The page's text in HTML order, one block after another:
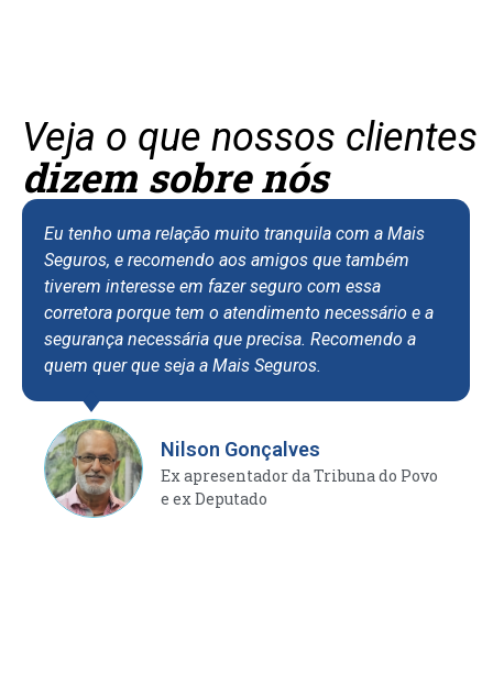
Veja o que nossos clientes
dizem sobre nós
Eu tenho uma relação muito tranquila com a Mais
Seguros, e recomendo aos amigos que também
tiverem interesse em fazer seguro com essa
corretora porque tem o atendimento necessário e a
segurança necessária que precisa. Recomendo a
quem quer que seja a Mais Seguros.
Nilson Gonçalves
Ex apresentador da Tribuna do Povo
e ex Deputado